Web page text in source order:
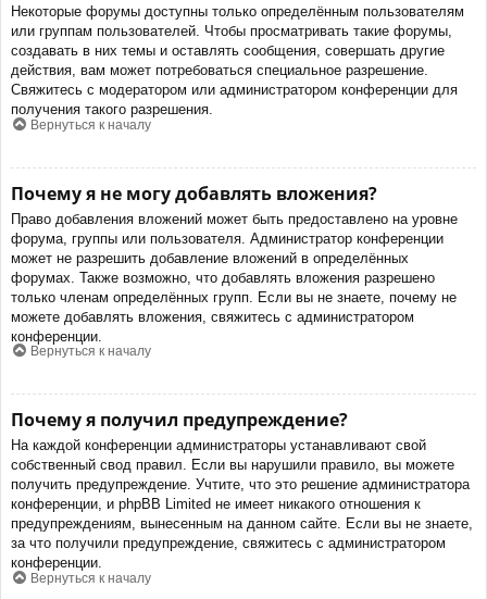
Некоторые форумы доступны только определённым пользователям
или группам пользователей. Чтобы просматривать такие форумы,
создавать в них темы и оставлять сообщения, совершать другие
действия, вам может потребоваться специальное разрешение.
Свяжитесь с модератором или администратором конференции для
получения такого разрешения.
Вернуться к началу
Почему я не могу добавлять вложения?
Право добавления вложений может быть предоставлено на уровне
форума, группы или пользователя. Администратор конференции
может не разрешить добавление вложений в определённых
форумах. Также возможно, что добавлять вложения разрешено
только членам определённых групп. Если вы не знаете, почему не
можете добавлять вложения, свяжитесь с администратором
конференции.
Вернуться к началу
Почему я получил предупреждение?
На каждой конференции администраторы устанавливают свой
собственный свод правил. Если вы нарушили правило, вы можете
получить предупреждение. Учтите, что это решение администратора
конференции, и phpBB Limited не имеет никакого отношения к
предупреждениям, вынесенным на данном сайте. Если вы не знаете,
за что получили предупреждение, свяжитесь с администратором
конференции.
Вернуться к началу